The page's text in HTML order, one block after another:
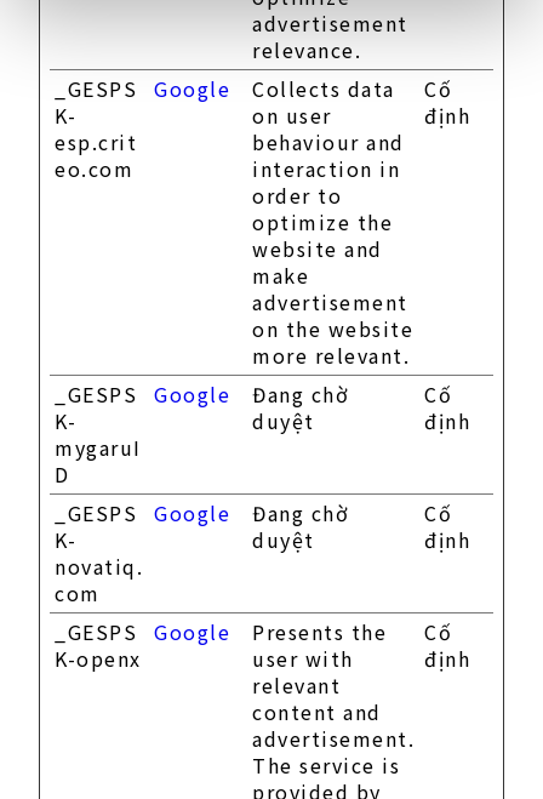
advertisement
relevance.
_GESPS
K-
esp.crit
eo.com
Google
Collects data
on user
behaviour and
interaction in
order to
optimize the
website and
make
advertisement
on the website
more relevant.
Cố
định
_GESPS
K-
mygaruI
D
Google
Đang chờ
duyệt
Cố
định
_GESPS
K-
novatiq.
com
Google
Đang chờ
duyệt
Cố
định
_GESPS
K-openx
Google
Presents the
user with
relevant
content and
advertisement.
The service is
provided by
Cố
định